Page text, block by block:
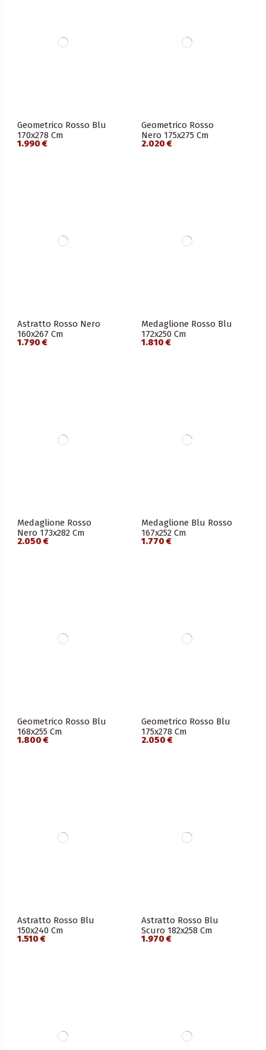
Geometrico Rosso Blu
170x278 Cm
1.990 €
Geometrico Rosso
Nero 175x275 Cm
2.020 €
Astratto Rosso Nero
160x267 Cm
1.790 €
Medaglione Rosso Blu
172x250 Cm
1.810 €
Medaglione Rosso
Nero 173x282 Cm
2.050 €
Medaglione Blu Rosso
167x252 Cm
1.770 €
Geometrico Rosso Blu
168x255 Cm
1.800 €
Geometrico Rosso Blu
175x278 Cm
2.050 €
Astratto Rosso Blu
150x240 Cm
1.510 €
Astratto Rosso Blu
Scuro 182x258 Cm
1.970 €